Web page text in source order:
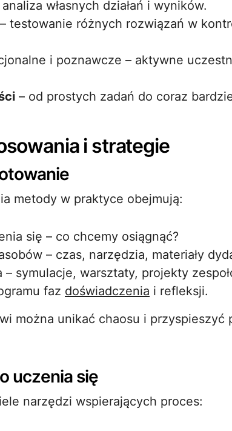
własnych działań i wyników.
– testowanie różnych rozwiązań w
i poznawcze – aktywne
– od prostych zadań do coraz
i strategie
metody w praktyce obejmują:
się – co chcemy osiągnąć?
– czas, narzędzia, materiały
– symulacje, warsztaty, projekty
faz doświadczenia i refleksji.
można unikać chaosu i przyspieszyć
uczenia się
narzędzi wspierających proces: